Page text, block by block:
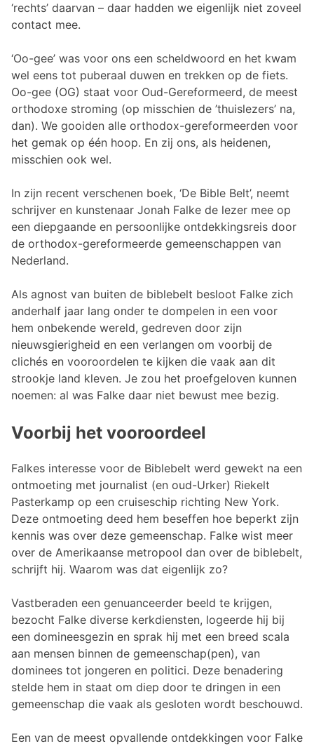
‘rechts’ daarvan – daar hadden we eigenlijk niet zoveel
contact mee.
‘Oo-gee’ was voor ons een scheldwoord en het kwam
wel eens tot puberaal duwen en trekken op de fiets.
Oo-gee (OG) staat voor Oud-Gereformeerd, de meest
orthodoxe stroming (op misschien de ’thuislezers’ na,
dan). We gooiden alle orthodox-gereformeerden voor
het gemak op één hoop. En zij ons, als heidenen,
misschien ook wel.
In zijn recent verschenen boek, ‘De Bible Belt’, neemt
schrijver en kunstenaar Jonah Falke de lezer mee op
een diepgaande en persoonlijke ontdekkingsreis door
de orthodox-gereformeerde gemeenschappen van
Nederland.
Als agnost van buiten de biblebelt besloot Falke zich
anderhalf jaar lang onder te dompelen in een voor
hem onbekende wereld, gedreven door zijn
nieuwsgierigheid en een verlangen om voorbij de
clichés en vooroordelen te kijken die vaak aan dit
strookje land kleven. Je zou het proefgeloven kunnen
noemen: al was Falke daar niet bewust mee bezig.
Voorbij het vooroordeel
Falkes interesse voor de Biblebelt werd gewekt na een
ontmoeting met journalist (en oud-Urker) Riekelt
Pasterkamp op een cruiseschip richting New York.
Deze ontmoeting deed hem beseffen hoe beperkt zijn
kennis was over deze gemeenschap. Falke wist meer
over de Amerikaanse metropool dan over de biblebelt,
schrijft hij. Waarom was dat eigenlijk zo?
Vastberaden een genuanceerder beeld te krijgen,
bezocht Falke diverse kerkdiensten, logeerde hij bij
een domineesgezin en sprak hij met een breed scala
aan mensen binnen de gemeenschap(pen), van
dominees tot jongeren en politici. Deze benadering
stelde hem in staat om diep door te dringen in een
gemeenschap die vaak als gesloten wordt beschouwd.
Een van de meest opvallende ontdekkingen voor Falke